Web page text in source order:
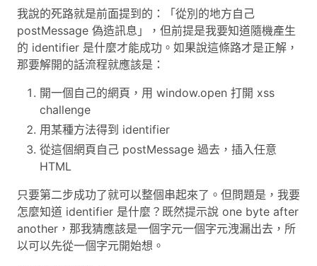
我說的死路就是前面提到的：「從別的地方自己
postMessage 偽造訊息」，但前提是我要知道隨機產生
的 identifier 是什麼才能成功。如果說這條路才是正解，
那要解開的話流程就應該是：
開一個自己的網頁，用 window.open 打開 xss
challenge
用某種方法得到 identifier
從這個網頁自己 postMessage 過去，插入任意
HTML
只要第二步成功了就可以整個串起來了。但問題是，我要
怎麼知道 identifier 是什麼？既然提示說 one byte after
another，那我猜應該是一個字元一個字元洩漏出去，所
以可以先從一個字元開始想。